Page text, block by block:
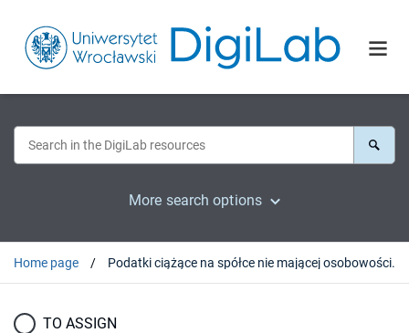
More search options
Home page Podatki ciążące na spółce nie mającej osobowości prawnej prowadzącej działalność gospodarczą
TO ASSIGN